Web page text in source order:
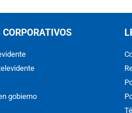
CORPORATIVOS
gobierno